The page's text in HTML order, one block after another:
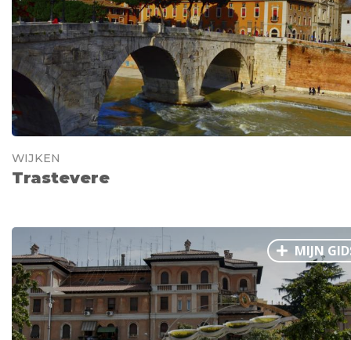
WIJKEN
Trastevere
MIJN